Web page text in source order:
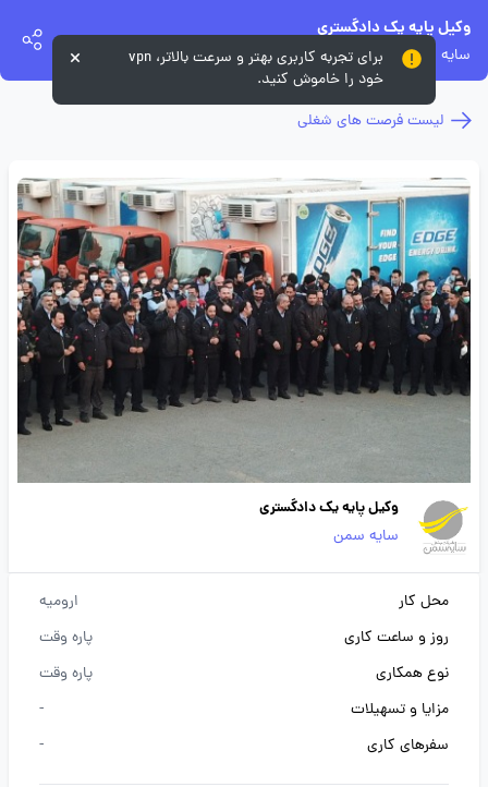
وکیل پایه یک دادگستری
سایه سمن
لیست فرصت های شغلی
وکیل پایه یک دادگستری
سایه سمن
محل کار
ارومیه
روز و ساعت کاری
پاره وقت
نوع همکاری
پاره وقت
مزایا و تسهیلات
-
سفرهای کاری
-
برای تجربه کاربری بهتر و سرعت بالاتر، vpn
خود را خاموش کنید.